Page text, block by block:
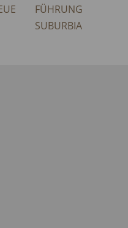
FÜHRUNG
SUBURBIA